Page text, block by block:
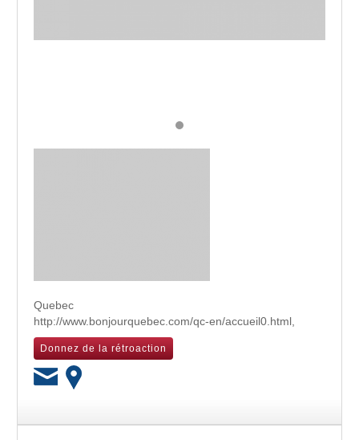
Quebec
http://www.bonjourquebec.com/qc-en/accueil0.html,
Donnez de la rétroaction